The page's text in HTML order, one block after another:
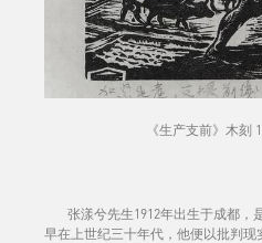
《生产支前》木刻
张漾兮先生1912年出生于成都，
早在上世纪三十年代，他便以批判现